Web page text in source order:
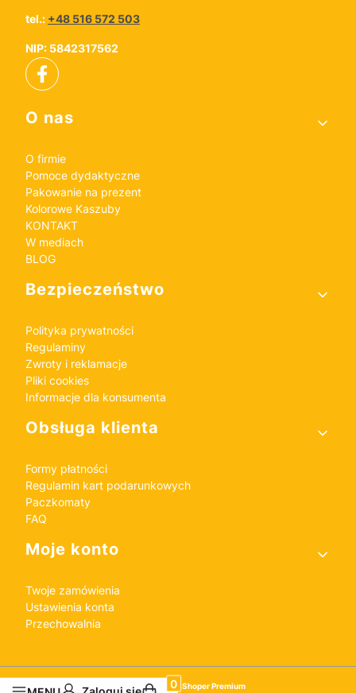
tel.: +48 516 572 503
NIP: 5842317562
Linki w stopce
O nas
O firmie
Pomoce dydaktyczne
Pakowanie na prezent
Kolorowe Kaszuby
KONTAKT
W mediach
BLOG
Bezpieczeństwo
Polityka prywatności
Regulaminy
Zwroty i reklamacje
Pliki cookies
Informacje dla konsumenta
Obsługa klienta
Formy płatności
Regulamin kart podarunkowych
Paczkomaty
FAQ
Moje konto
Twoje zamówienia
Ustawienia konta
Przechowalnia
Sklep internetowy Shoper Premium
Produkty w koszyku: 0. Zobacz